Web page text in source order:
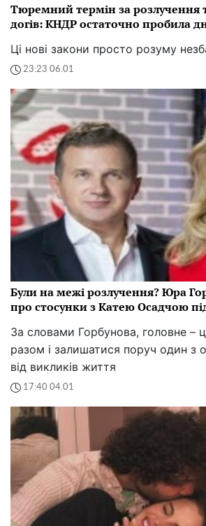
Тюремний термін за розлучення
догів: КНДР остаточно пробила
Ці нові закони просто розуму
23:23 06.01
Були на межі розлучення? Юра
про стосунки з Катею Осадчою
За словами Горбунова, головне –
разом і залишатися поруч один з
від викликів життя
17:40 04.01